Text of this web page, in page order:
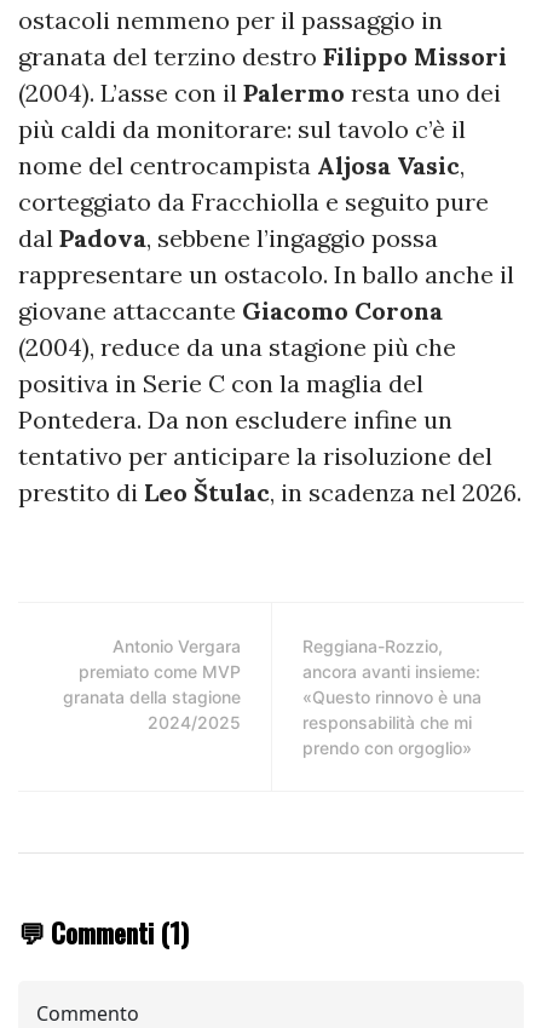
ostacoli nemmeno per il passaggio in
granata del terzino destro Filippo Missori
(2004). L’asse con il Palermo resta uno dei
più caldi da monitorare: sul tavolo c’è il
nome del centrocampista Aljosa Vasic,
corteggiato da Fracchiolla e seguito pure
dal Padova, sebbene l’ingaggio possa
rappresentare un ostacolo. In ballo anche il
giovane attaccante Giacomo Corona
(2004), reduce da una stagione più che
positiva in Serie C con la maglia del
Pontedera. Da non escludere infine un
tentativo per anticipare la risoluzione del
prestito di Leo Štulac, in scadenza nel 2026.
Antonio Vergara
premiato come MVP
granata della stagione
2024/2025
Reggiana-Rozzio,
ancora avanti insieme:
«Questo rinnovo è una
responsabilità che mi
prendo con orgoglio»
💬 Commenti (1)